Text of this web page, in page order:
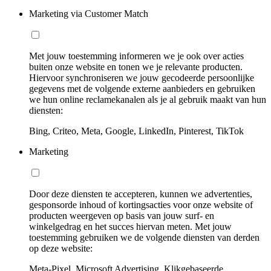
Marketing via Customer Match
Met jouw toestemming informeren we je ook over acties
buiten onze website en tonen we je relevante producten.
Hiervoor synchroniseren we jouw gecodeerde persoonlijke
gegevens met de volgende externe aanbieders en gebruiken
we hun online reclamekanalen als je al gebruik maakt van hun
diensten:
Bing, Criteo, Meta, Google, LinkedIn, Pinterest, TikTok
Marketing
Door deze diensten te accepteren, kunnen we advertenties,
gesponsorde inhoud of kortingsacties voor onze website of
producten weergeven op basis van jouw surf- en
winkelgedrag en het succes hiervan meten. Met jouw
toestemming gebruiken we de volgende diensten van derden
op deze website: